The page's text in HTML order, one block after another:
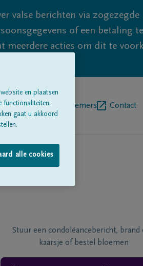
valse berichten via zogezegde
of een betaling
meerdere acties om dit te
Begrafenisondernemers Contact
Stuur een condoléancebericht, brand
kaarsje of bestel bloemen
en plaatsen
functionaliteiten;
gaat u akkoord
alle cookies